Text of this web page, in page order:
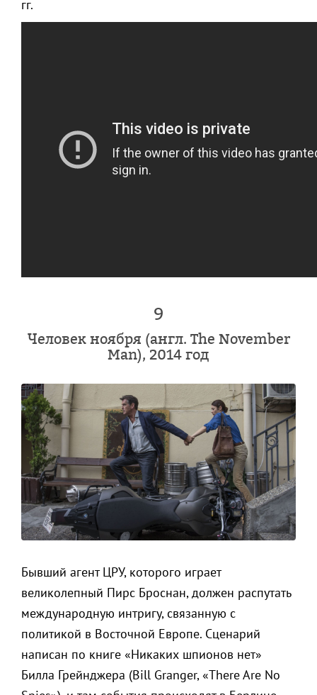
гг.
9
Человек ноября (англ. The November
Man), 2014 год
Бывший агент ЦРУ, которого играет
великолепный Пирс Броснан, должен распутать
международную интригу, связанную с
политикой в Восточной Европе. Сценарий
написан по книге «Никаких шпионов нет»
Билла Грейнджера (Bill Granger, «There Are No